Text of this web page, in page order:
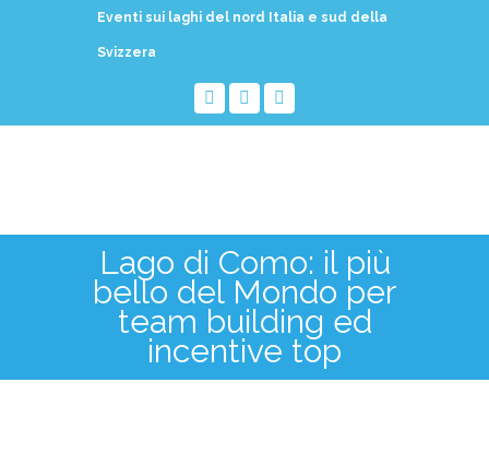
Eventi sui laghi del nord Italia e sud della
Svizzera
Lago di Como: il più
bello del Mondo per
team building ed
incentive top